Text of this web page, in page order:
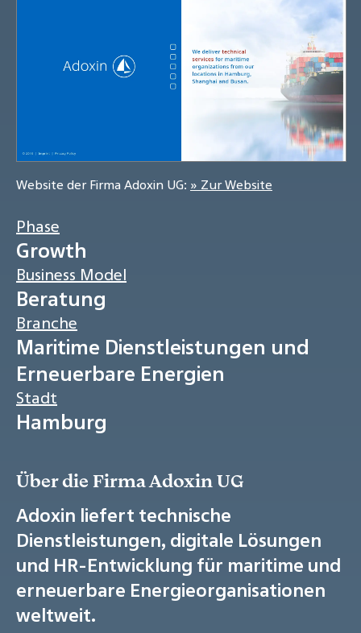
Website der Firma Adoxin UG: » Zur Website
Phase
Growth
Business Model
Beratung
Branche
Maritime Dienstleistungen und
Erneuerbare Energien
Stadt
Hamburg
Über die Firma Adoxin UG
Adoxin liefert technische
Dienstleistungen, digitale Lösungen
und HR-Entwicklung für maritime und
erneuerbare Energieorganisationen
weltweit.